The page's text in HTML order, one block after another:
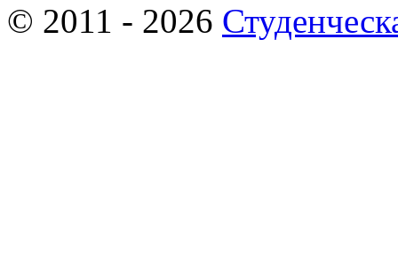
© 2011 - 2026